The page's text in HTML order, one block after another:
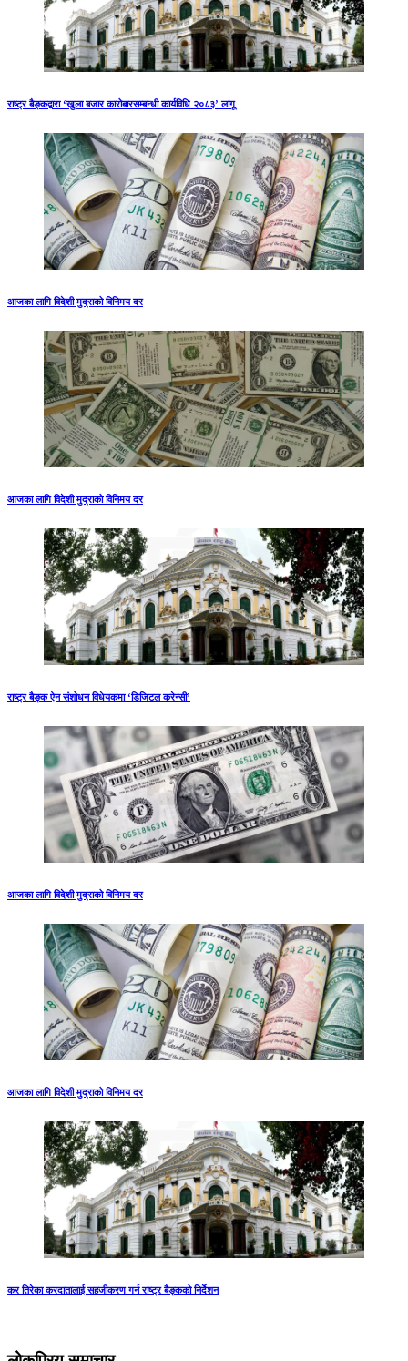
राष्ट्र बैङ्कद्वारा ‘खुला बजार कारोबारसम्बन्धी कार्यविधि २०८३’ लागू
आजका लागि विदेशी मुद्राको विनिमय दर
आजका लागि विदेशी मुद्राको विनिमय दर
राष्ट्र बैङ्क ऐन संशोधन विधेयकमा ‘डिजिटल करेन्सी’
आजका लागि विदेशी मुद्राको विनिमय दर
आजका लागि विदेशी मुद्राको विनिमय दर
कर तिरेका करदातालाई सहजीकरण गर्न राष्ट्र बैङ्कको निर्देशन